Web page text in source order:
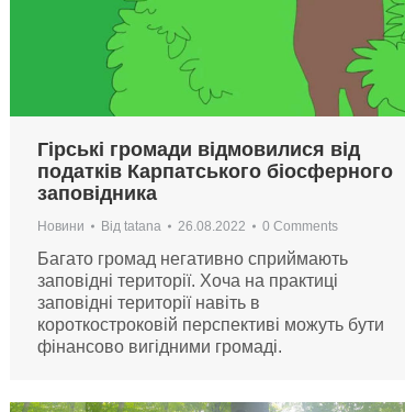
Гірські громади відмовилися від
податків Карпатського біосферного
заповідника
Новини Від tatana 26.08.2022 0 Comments
Багато громад негативно сприймають
заповідні території. Хоча на практиці
заповідні території навіть в
короткостроковій перспективі можуть бути
фінансово вигідними громаді.